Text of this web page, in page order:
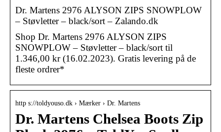
Dr. Martens 2976 ALYSON ZIPS SNOWPLOW
– Støvletter – black/sort – Zalando.dk
Shop Dr. Martens 2976 ALYSON ZIPS
SNOWPLOW – Støvletter – black/sort til
1.346,00 kr (16.02.2023). Gratis levering på de
fleste ordrer*
http s://toldyouso.dk › Mærker › Dr. Martens
Dr. Martens Chelsea Boots Zip